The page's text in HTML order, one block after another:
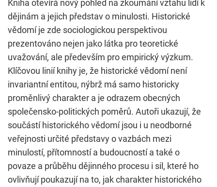
Kniha otevírá nový pohled na zkoumání vztahu lidí k
dějinám a jejich představ o minulosti. Historické
vědomí je zde sociologickou perspektivou
prezentováno nejen jako látka pro teoretické
uvažování, ale především pro empirický výzkum.
Klíčovou linií knihy je, že historické vědomí není
invariantní entitou, nýbrž má samo historicky
proměnlivý charakter a je odrazem obecných
společensko-politických poměrů. Autoři ukazují, že
součástí historického vědomí jsou i u neodborné
veřejnosti určité představy o vazbách mezi
minulostí, přítomností a budoucností a také o
povaze a průběhu dějinného procesu i sil, které ho
ovlivňují poukazují na to, jak charakter historického